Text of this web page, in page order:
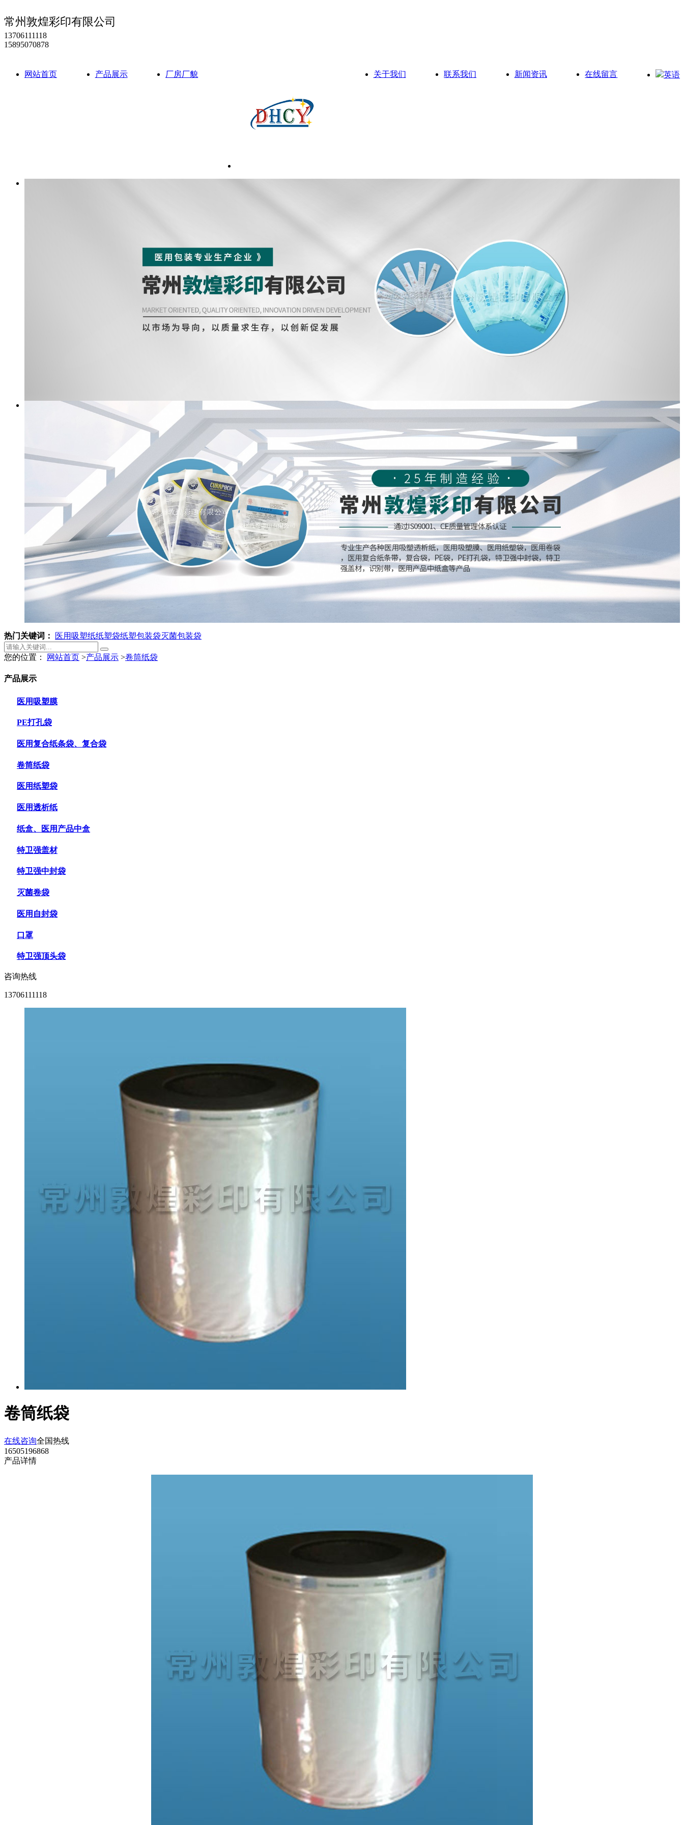
常州敦煌彩印有限公司
13706111118
15895070878
网站首页 产品展示 厂房厂貌 关于我们 联系我们 新闻资讯 在线留言 英语
热门关键词： 医用吸塑纸纸塑袋纸塑包装袋灭菌包装袋
您的位置： 网站首页 >产品展示 >卷筒纸袋
产品展示
医用吸塑膜
PE打孔袋
医用复合纸条袋、复合袋
卷筒纸袋
医用纸塑袋
医用透析纸
纸盒、医用产品中盒
特卫强盖材
特卫强中封袋
灭菌卷袋
医用自封袋
口罩
特卫强顶头袋
咨询热线
13706111118
卷筒纸袋
在线咨询全国热线
16505196868
产品详情